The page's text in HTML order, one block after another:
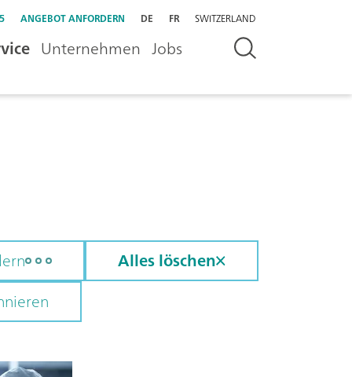
ANGEBOT ANFORDERN DE FR SWITZERLAND
Unternehmen Jobs
Alles löschen